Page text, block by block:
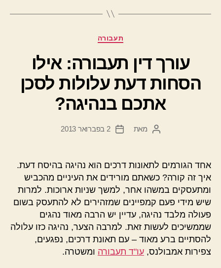
קטגוריותתעבורה
עורך דין תעבורה: אילו
הסחות דעת עלולות לסכן
אתכם בנהיגה?
המחבר
מאת
תאריך
2 בפברואר 2013
אחד הגורמים לתאונות דרכים הוא נהיגה בהיסח דעת.
איך זה קורה? כשאתם מורידים את העיניים מהכביש
ומתעסקים במשהו אחר, למשך שניות ארוכות. למרות
שיש מידי פעם קמפיינים שמזהירים לא להתעסק בשום
פעולה מלבד נהיגה, עדיין יש הרבה מאוד נהגים
שממשיכים לעשות זאת. למרבה הצער, נהיגה כזו עלולה
להסתיים ברע מאוד – עם תאונת דרכים, נפגעים,
צפירות אמבולנס, עו"ד תעבורה ומשטרה.